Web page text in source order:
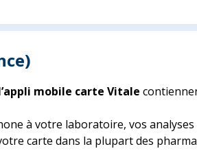
mobile carte Vitale
à votre laboratoire, vos
carte dans la plupart des